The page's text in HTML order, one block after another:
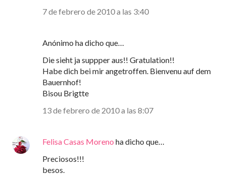
7 de febrero de 2010 a las 3:40
Anónimo ha dicho que…
Die sieht ja suppper aus!! Gratulation!!
Habe dich bei mir angetroffen. Bienvenu auf dem
Bauernhof!
Bisou Brigtte
13 de febrero de 2010 a las 8:07
Felisa Casas Moreno ha dicho que…
Preciosos!!!
besos.